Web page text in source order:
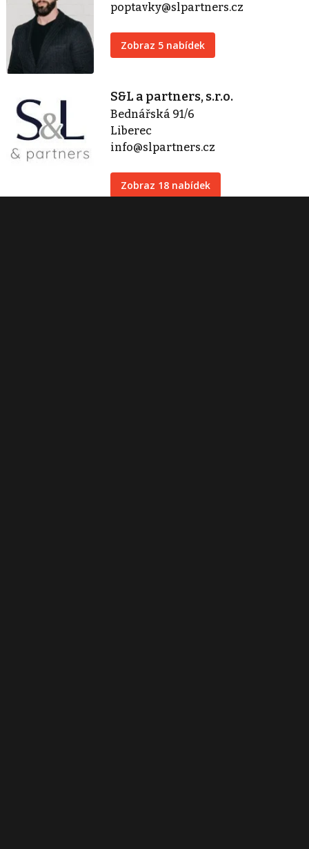
poptavky@slpartners.cz
Zobraz 5 nabídek
S&L a partners, s.r.o.
Bednářská 91/6
Liberec
info@slpartners.cz
Zobraz 18 nabídek